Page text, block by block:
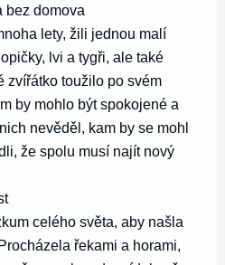
bez domova
lety, žili jednou malí
lvi a tygři, ale také
zvířátko toužilo po svém
by mohlo být spokojené a
nevěděl, kam by se mohl
že spolu musí najít nový
celého světa, aby našla
řekami a horami,